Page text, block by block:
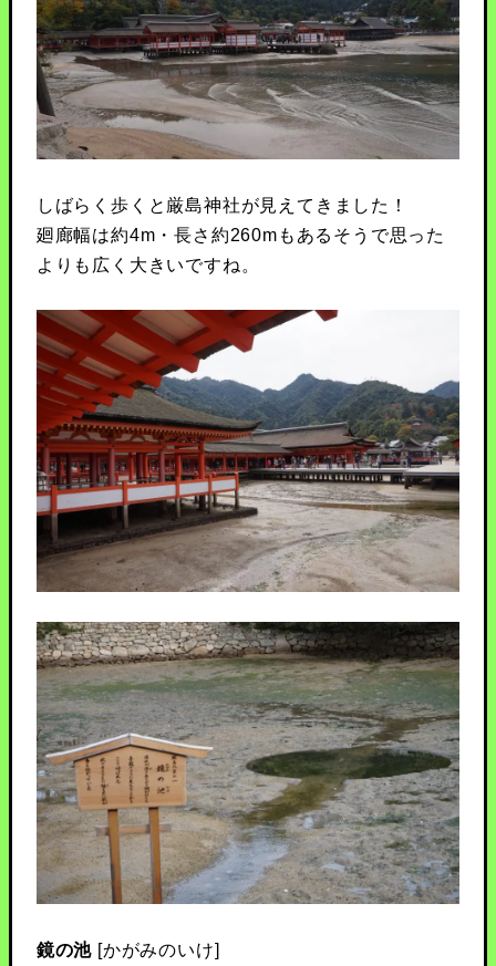
しばらく歩くと厳島神社が見えてきました！
廻廊幅は約4m・長さ約260mもあるそうで思った
よりも広く大きいですね。
鏡の池 [かがみのいけ]